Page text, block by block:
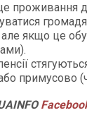
проживання
але якщо це
примусово